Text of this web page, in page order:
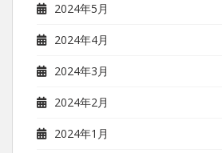
2024年5月
2024年4月
2024年3月
2024年2月
2024年1月